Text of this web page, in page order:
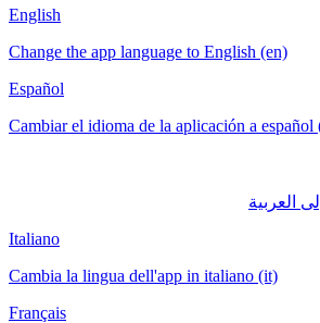
English
Change the app language to English (en)
Español
Cambiar el idioma de la aplicación a español
Italiano
Cambia la lingua dell'app in italiano (it)
Français